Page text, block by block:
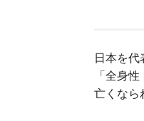
日本を代
「全身
亡くなら